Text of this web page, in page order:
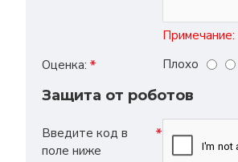
Примечание:
Оценка:
Плохо
Защита от роботов
Введите код в
поле ниже